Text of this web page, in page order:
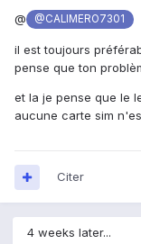
@ @CALIMERO7301
il est toujours
pense que ton
et la je pense que le
aucune carte sim
Citer
4 weeks later...